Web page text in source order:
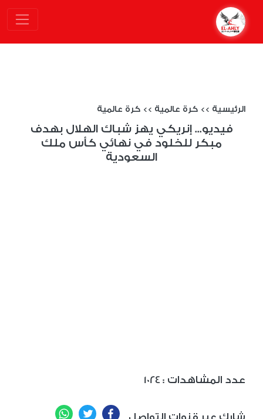
الرئيسية >> كرة عالمية >> كرة عالمية
فيديو... إنريكي يهز شباك الهلال بهدف
مبكر للخلود في نهائي كأس ملك
السعودية
1024 : عدد المشاهدات
Facebook
Twitter